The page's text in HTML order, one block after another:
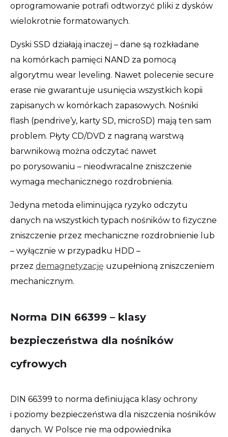
oprogramowanie potrafi odtworzyć pliki z dysków
wielokrotnie formatowanych.
Dyski SSD działają inaczej – dane są rozkładane
na komórkach pamięci NAND za pomocą
algorytmu wear leveling. Nawet polecenie secure
erase nie gwarantuje usunięcia wszystkich kopii
zapisanych w komórkach zapasowych. Nośniki
flash (pendrive’y, karty SD, microSD) mają ten sam
problem. Płyty CD/DVD z nagraną warstwą
barwnikową można odczytać nawet
po porysowaniu – nieodwracalne zniszczenie
wymaga mechanicznego rozdrobnienia.
Jedyna metoda eliminująca ryzyko odczytu
danych na wszystkich typach nośników to fizyczne
zniszczenie przez mechaniczne rozdrobnienie lub
– wyłącznie w przypadku HDD –
przez demagnetyzację uzupełnioną zniszczeniem
mechanicznym.
Norma DIN 66399 – klasy
bezpieczeństwa dla nośników
cyfrowych
DIN 66399 to norma definiująca klasy ochrony
i poziomy bezpieczeństwa dla niszczenia nośników
danych. W Polsce nie ma odpowiednika